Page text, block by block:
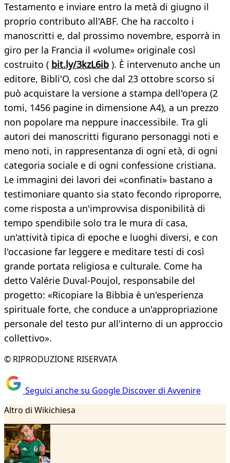
Testamento e inviare entro la metà di giugno il
proprio contributo all'ABF. Che ha raccolto i
manoscritti e, dal prossimo novembre, esporrà in
giro per la Francia il «volume» originale così
costruito ( bit.ly/3kzL6ib ). È intervenuto anche un
editore, Bibli'O, così che dal 23 ottobre scorso si
può acquistare la versione a stampa dell'opera (2
tomi, 1456 pagine in dimensione A4), a un prezzo
non popolare ma neppure inaccessibile. Tra gli
autori dei manoscritti figurano personaggi noti e
meno noti, in rappresentanza di ogni età, di ogni
categoria sociale e di ogni confessione cristiana.
Le immagini dei lavori dei «confinati» bastano a
testimoniare quanto sia stato fecondo riproporre,
come risposta a un'improvvisa disponibilità di
tempo spendibile solo tra le mura di casa,
un'attività tipica di epoche e luoghi diversi, e con
l'occasione far leggere e meditare testi di così
grande portata religiosa e culturale. Come ha
detto Valérie Duval-Poujol, responsabile del
progetto: «Ricopiare la Bibbia è un'esperienza
spirituale forte, che conduce a un'appropriazione
personale del testo pur all'interno di un approccio
collettivo».
© RIPRODUZIONE RISERVATA
Seguici anche su Google Discover di Avvenire
Altro di Wikichiesa